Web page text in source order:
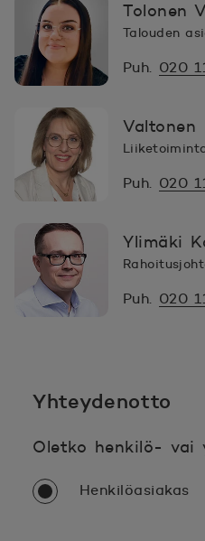
Tolonen
Talouden
Puh. 020
Valtonen
Puh. 020
Ylimäki
Puh. 020
Yhteydenotto
Oletko henkilö- vai
Henkilöasiakas